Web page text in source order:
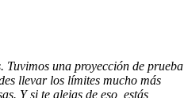
Tuvimos una proyección de prueba
llevar los límites mucho más
Y si te alejas de eso, estás